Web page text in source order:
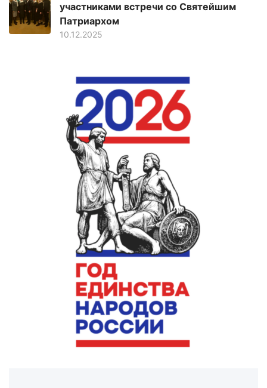
участниками встречи со Святейшим
Патриархом
10.12.2025